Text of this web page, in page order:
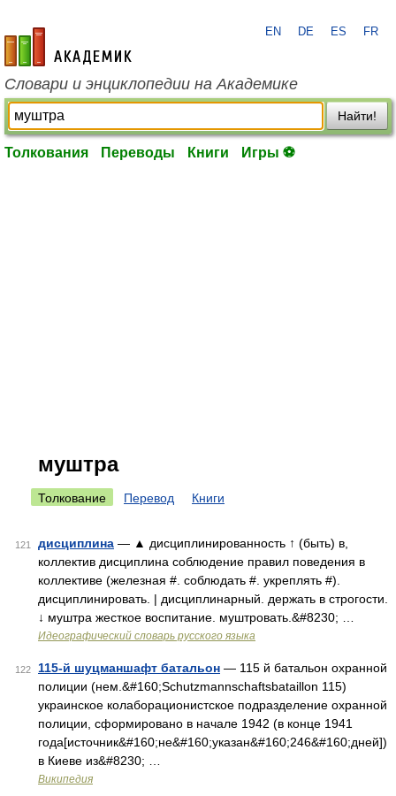
academic.ru
EN DE ES FR
Словари и энциклопедии на Академике
Найти!
Толкования Переводы Книги Игры ⚽
муштра
Толкование Перевод Книги
121 дисциплина — ▲ дисциплинированность ↑ (быть) в,
коллектив дисциплина соблюдение правил поведения в
коллективе (железная #. соблюдать #. укреплять #).
дисциплинировать. | дисциплинарный. держать в строгости.
↓ муштра жесткое воспитание. муштровать.&#8230; …
Идеографический словарь русского языка
122 115-й шуцманшафт батальон — 115 й батальон охранной
полиции (нем.&#160;Schutzmannschaftsbataillon 115)
украинское колаборационистское подразделение охранной
полиции, сформировано в начале 1942 (в конце 1941
года[источник&#160;не&#160;указан&#160;246&#160;дней])
в Киеве из&#8230; …
Википедия